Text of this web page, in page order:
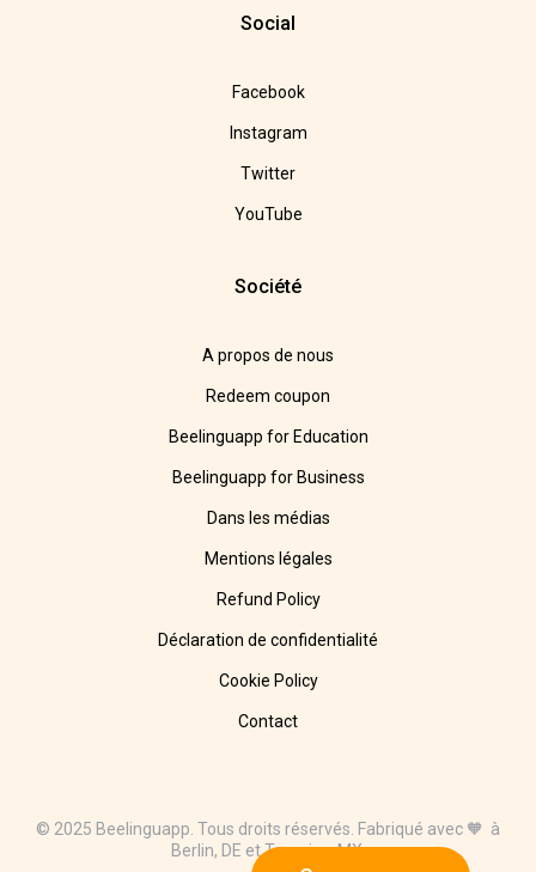
Social
Facebook
Instagram
Twitter
YouTube
Société
A propos de nous
Redeem coupon
Beelinguapp for Education
Beelinguapp for Business
Dans les médias
Mentions légales
Refund Policy
Déclaration de confidentialité
Cookie Policy
Contact
© 2025 Beelinguapp. Tous droits réservés. Fabriqué avec 🧡 à
Berlin, DE et Tampico, MX.